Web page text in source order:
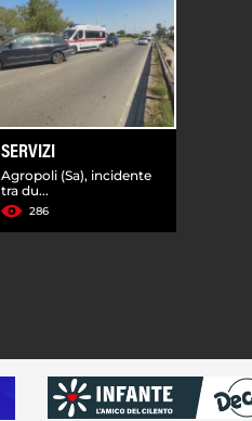
SERVIZI
Agropoli (Sa), incidente
tra du...
286